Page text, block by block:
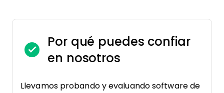
Por qué puedes confiar
en nosotros
Llevamos probando y evaluando software de